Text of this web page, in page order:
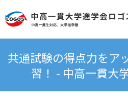
共通試験の得点力をア
習！ - 中高一貫大